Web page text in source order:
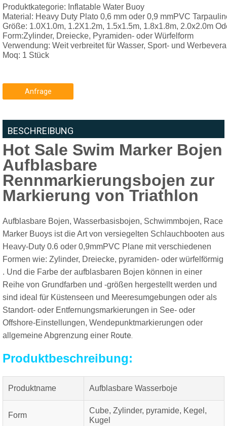
Produktkategorie: Inflatable Water Buoy
Material : Heavy Duty Plato 0,6 mm oder 0,9 mmPVC
Größe: 1.0X1.0m, 1.2X1.2m, 1.5x1.5m, 1.8x1.8m, 2.0x2.0m
Verwendung: Weit verbreitet für Wasser, Sport- und
Moq: 1 Stück
Anfrage
BESCHREIBUNG
Hot Sale Swim Marker Bojen
Aufblasbare
Rennmarkierungsbojen zur
Markierung von Triathlon
Aufblasbare Bojen, Wasserbasisbojen, Schwimmbojen, Race
Marker Buoys ist die Art von versiegelten Schlauchbooten aus
Heavy-Duty 0.6 oder 0,9mmPVC Plane mit verschiedenen
Formen wie: Zylinder, Dreiecke, pyramiden- oder würfelförmig
. Und die Farbe der aufblasbaren Bojen können in einer
Reihe von Grundfarben und -größen hergestellt werden und
sind ideal für Küstenseen und Meeresumgebungen oder als
Standort- oder Entfernungsmarkierungen in See- oder
Offshore-Einstellungen, Wendepunktmarkierungen oder
allgemeine Abgrenzung einer Route.
Produktbeschreibung:
Produktname Aufblasbare Wasserboje
Form
Cube, Zylinder, pyramide, Kegel,
Kugel